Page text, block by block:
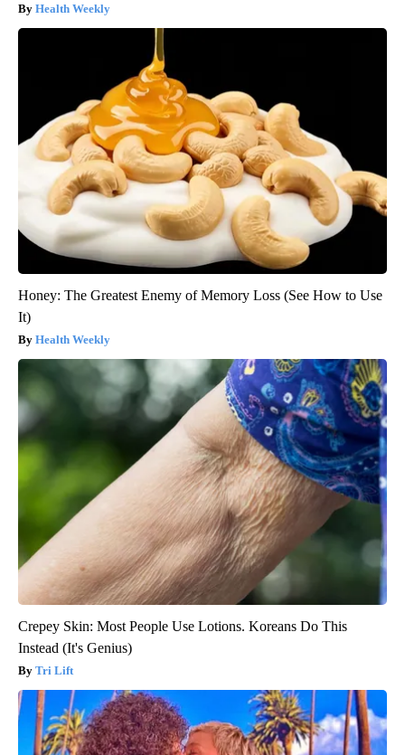
Health Weekly
Honey: The Greatest Enemy of Memory Loss (See How to Use
It)
Health Weekly
Crepey Skin: Most People Use Lotions. Koreans Do This
Instead (It's Genius)
Tri Lift